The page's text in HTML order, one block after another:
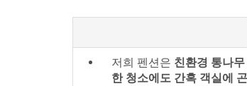
저희 펜션은 친환경 통나
한 청소에도 간혹 객실에